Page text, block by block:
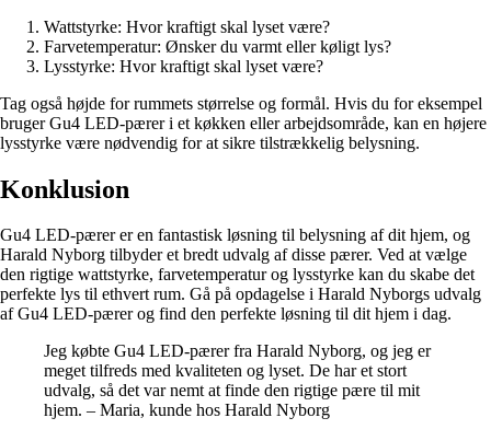
Wattstyrke: Hvor kraftigt skal lyset være?
Farvetemperatur: Ønsker du varmt eller køligt lys?
Lysstyrke: Hvor kraftigt skal lyset være?
Tag også højde for rummets størrelse og formål. Hvis du for eksempel
bruger Gu4 LED-pærer i et køkken eller arbejdsområde, kan en højere
lysstyrke være nødvendig for at sikre tilstrækkelig belysning.
Konklusion
Gu4 LED-pærer er en fantastisk løsning til belysning af dit hjem, og
Harald Nyborg tilbyder et bredt udvalg af disse pærer. Ved at vælge
den rigtige wattstyrke, farvetemperatur og lysstyrke kan du skabe det
perfekte lys til ethvert rum. Gå på opdagelse i Harald Nyborgs udvalg
af Gu4 LED-pærer og find den perfekte løsning til dit hjem i dag.
Jeg købte Gu4 LED-pærer fra Harald Nyborg, og jeg er
meget tilfreds med kvaliteten og lyset. De har et stort
udvalg, så det var nemt at finde den rigtige pære til mit
hjem. – Maria, kunde hos Harald Nyborg